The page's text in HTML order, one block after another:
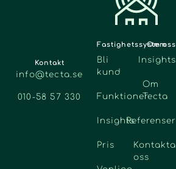
Kontakt
info@tecta.se
010-58 57 330
Fastighetssystem
Bli
kund
Funktioner
Insights
Pris
Om oss
Insights
Om
Tecta
Referenser
Kontakta
oss